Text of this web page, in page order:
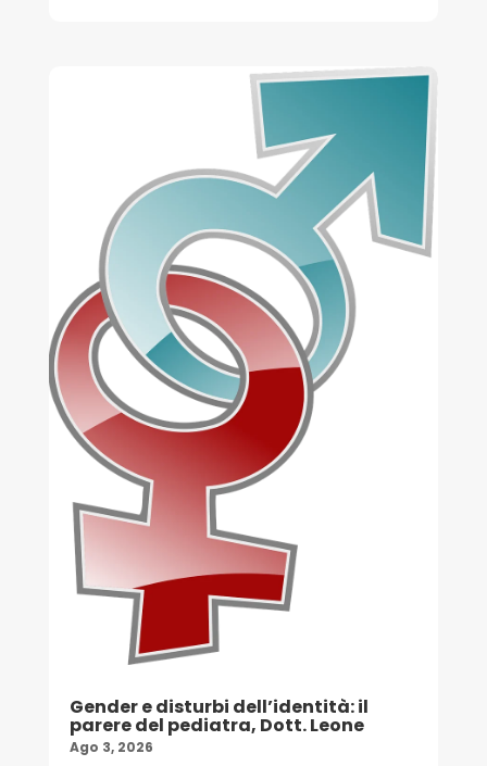
Gender e disturbi dell’identità: il
parere del pediatra, Dott. Leone
Ago 3, 2026